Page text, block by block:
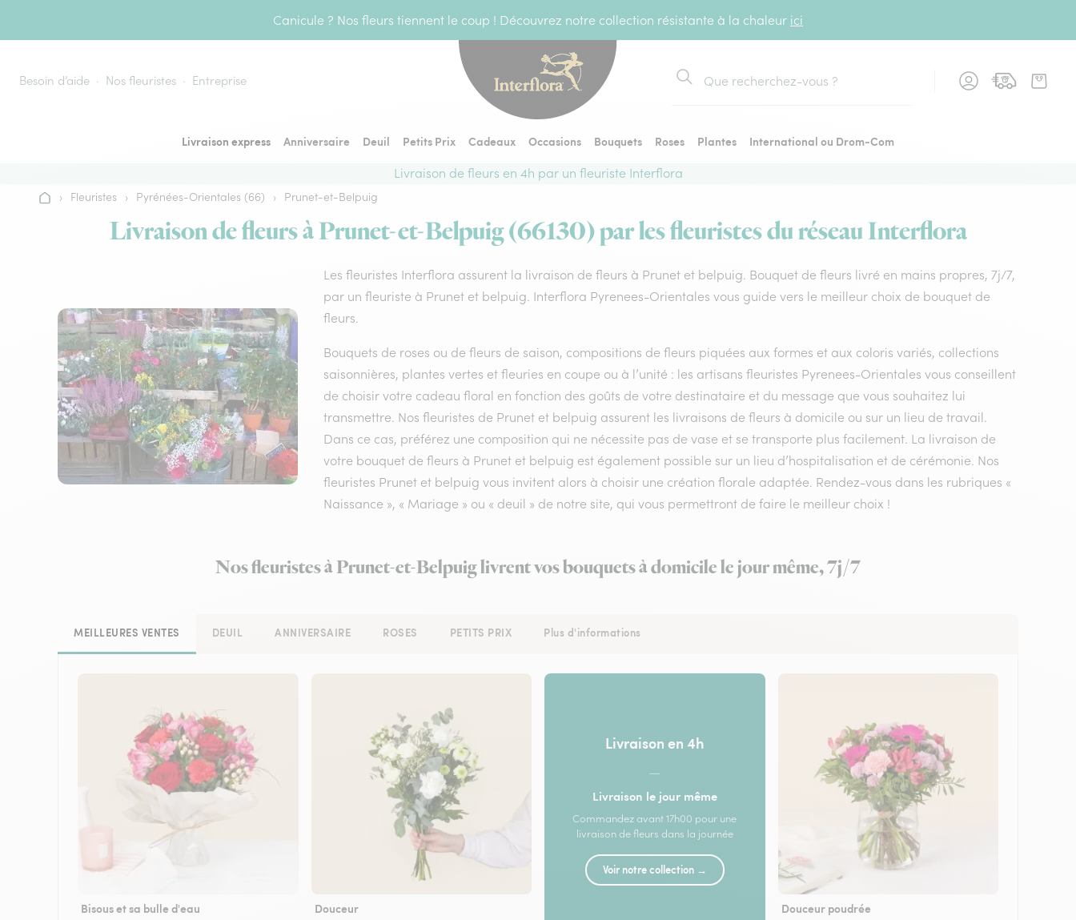
Canicule ? Nos fleurs tiennent le coup ! Découvrez notre collection résistante à la chaleur ici
Besoin d’aide Nos fleuristes Entreprise
Rechercher
Livraison express Anniversaire Deuil Petits Prix Cadeaux Occasions Bouquets Roses Plantes
International ou Drom-Com
Livraison de fleurs en 4h par un fleuriste Interflora
Accueil
› Fleuristes › Pyrénées-Orientales (66) › Prunet-et-Belpuig
Livraison de fleurs à Prunet-et-Belpuig (66130) par les fleuristes du réseau Interflora
Les fleuristes Interflora assurent la livraison de fleurs à Prunet et belpuig. Bouquet de fleurs livré en mains propres, 7j/7,
par un fleuriste à Prunet et belpuig. Interflora Pyrenees-Orientales vous guide vers le meilleur choix de bouquet de
fleurs.
Bouquets de roses ou de fleurs de saison, compositions de fleurs piquées aux formes et aux coloris variés, collections
saisonnières, plantes vertes et fleuries en coupe ou à l’unité : les artisans fleuristes Pyrenees-Orientales vous conseillent
de choisir votre cadeau floral en fonction des goûts de votre destinataire et du message que vous souhaitez lui
transmettre. Nos fleuristes de Prunet et belpuig assurent les livraisons de fleurs à domicile ou sur un lieu de travail.
Dans ce cas, préférez une composition qui ne nécessite pas de vase et se transporte plus facilement. La livraison de
votre bouquet de fleurs à Prunet et belpuig est également possible sur un lieu d’hospitalisation et de cérémonie. Nos
fleuristes Prunet et belpuig vous invitent alors à choisir une création florale adaptée. Rendez-vous dans les rubriques «
Naissance », « Mariage » ou « deuil » de notre site, qui vous permettront de faire le meilleur choix !
Nos fleuristes à Prunet-et-Belpuig livrent vos bouquets à domicile le jour même, 7j/7
MEILLEURES VENTES DEUIL ANNIVERSAIRE ROSES PETITS PRIX Plus d'informations
Bisous et sa bulle d'eau Douceur
Livraison en 4h
—
Livraison le jour même
Commandez avant 17h00 pour une
livraison de fleurs dans la journée
Voir notre collection →
Douceur poudrée